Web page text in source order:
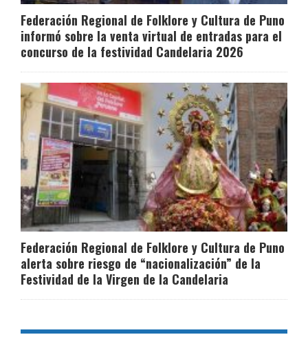
Federación Regional de Folklore y Cultura de Puno
informó sobre la venta virtual de entradas para el
concurso de la festividad Candelaria 2026
Federación Regional de Folklore y Cultura de Puno
alerta sobre riesgo de “nacionalización” de la
Festividad de la Virgen de la Candelaria